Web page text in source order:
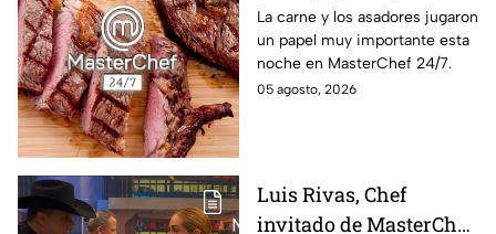
al estilo MasterChef
24/7?
La carne y los asadores jugaron
un papel muy importante esta
noche en MasterChef 24/7.
05 agosto, 2026
Luis Rivas, Chef
invitado de MasterChef